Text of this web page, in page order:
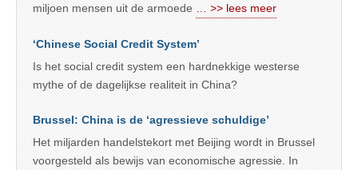
miljoen mensen uit de armoede
… >> lees meer
‘Chinese Social Credit System’
Is het social credit system een hardnekkige westerse
mythe of de dagelijkse realiteit in China?
Brussel: China is de ‘agressieve schuldige’
Het miljarden handelstekort met Beijing wordt in Brussel
voorgesteld als bewijs van economische agressie. In